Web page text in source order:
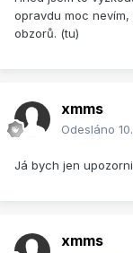
opravdu moc
obzorů. (tu)
xmms
Odesláno
Já bych jen
xmms